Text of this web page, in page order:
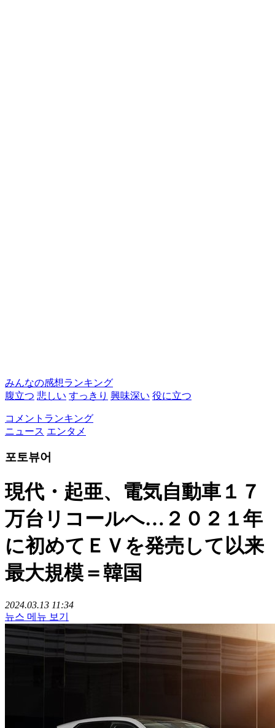
みんなの感想ランキング
腹立つ 悲しい すっきり 興味深い 役に立つ
コメントランキング
ニュース エンタメ
포토뷰어
現代・起亜、電気自動車１７
万台リコールへ…２０２１年
に初めてＥＶを発売して以来
最大規模＝韓国
2024.03.13 11:34
뉴스 메뉴 보기